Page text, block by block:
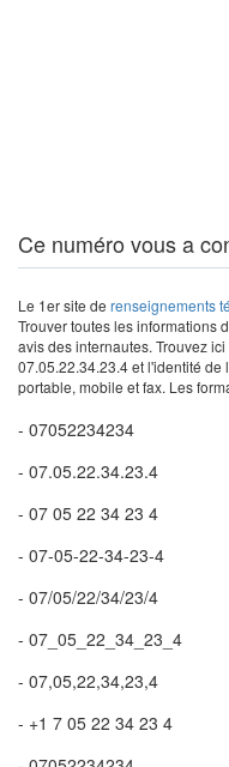
Ce numéro vous a
Le 1er site de renseignements
Trouver toutes les informations
avis des internautes. Trouvez
07.05.22.34.23.4 et l'identité
portable, mobile et fax. Les
- 07052234234
- 07.05.22.34.23.4
- 07 05 22 34 23 4
- 07-05-22-34-23-4
- 07/05/22/34/23/4
- 07_05_22_34_23_4
- 07,05,22,34,23,4
- +1 7 05 22 34 23 4